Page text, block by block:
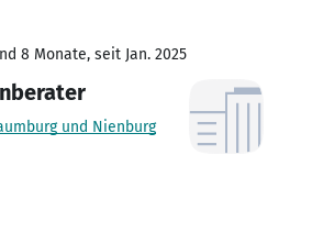
8 Monate, seit Jan. 2025
und Nienburg